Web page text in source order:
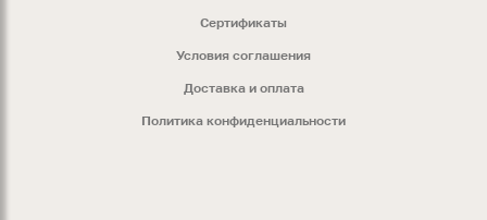
Сертификаты
Условия соглашения
Доставка и оплата
Политика конфиденциальности